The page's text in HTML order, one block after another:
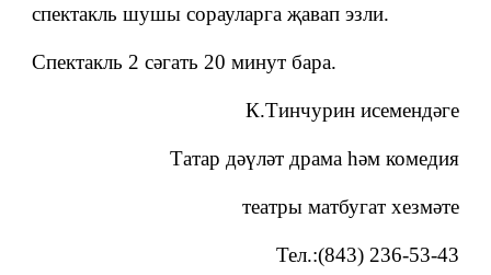
спектакль шушы сорауларга җавап эзли.
Спектакль 2 сәгать 20 минут бара.
К.Тинчурин исемендәге
Татар дәүләт драма һәм комедия
театры матбугат хезмәте
Тел.:(843) 236-53-43